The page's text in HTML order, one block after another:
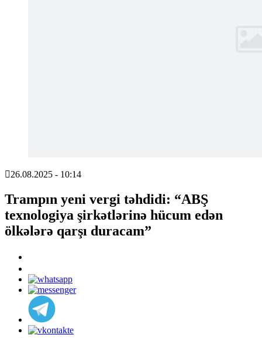
26.08.2025 - 10:14
Trampın yeni vergi təhdidi: “ABŞ
texnologiya şirkətlərinə hücum edən
ölkələrə qarşı duracam”